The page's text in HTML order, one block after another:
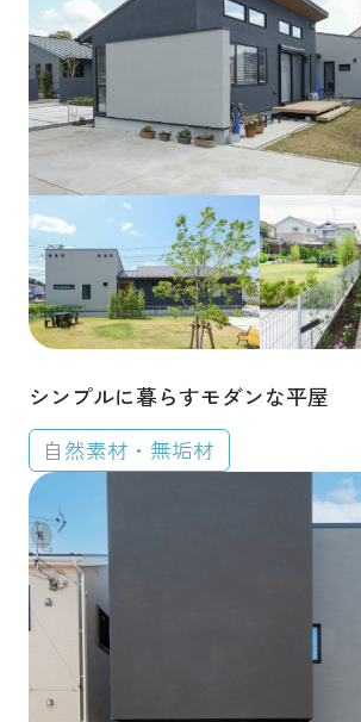
シンプルに暮らすモダンな平屋
自然素材・無垢材